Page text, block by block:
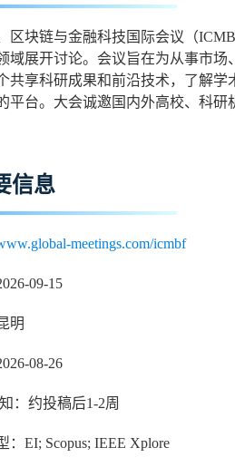
区块链与金融科技国际会议 （
域展开讨论。会议旨在为从事市场
共享科研成果和前沿技术，了解
平台。大会诚邀国内外高校、科研
信息
meetings.com/icmbf
09-15
明
08-26
：约投稿后1-2周
：EI; Scopus; IEEE Xplore